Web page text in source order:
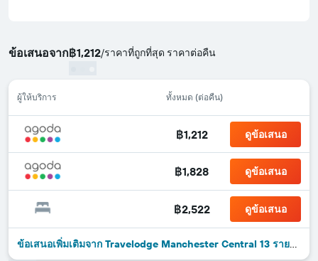
ข้อเสนอจาก฿1,212/ราคาที่ถูกที่สุด ราคาต่อคืน
ผู้ให้บริการ ทั้งหมด (ต่อคืน)
฿1,212 ดูข้อเสนอ
฿1,828 ดูข้อเสนอ
฿2,522 ดูข้อเสนอ
ข้อเสนอเพิ่มเติมจาก Travelodge Manchester Central 13 รายการ